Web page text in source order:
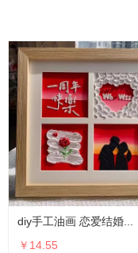
diy手工油画 恋爱结婚...
￥14.55